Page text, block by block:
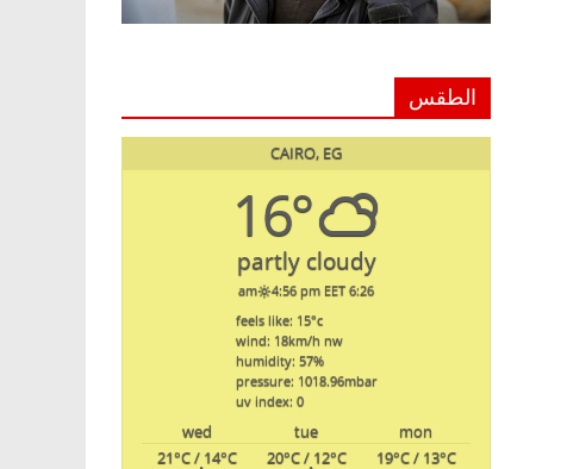
الطقس
CAIRO, EG
16°
partly cloudy
6:26 am
4:56 pm EET
feels like: 15°c
wind: 18km/h nw
humidity: 57%
pressure: 1018.96mbar
uv index: 0
mon
tue
wed
19°C/ 13°C
20°C/ 12°C
21°C/ 14°C